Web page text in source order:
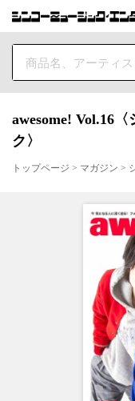
awesome! Vol.16
ク〉
トップページ > マガジン >